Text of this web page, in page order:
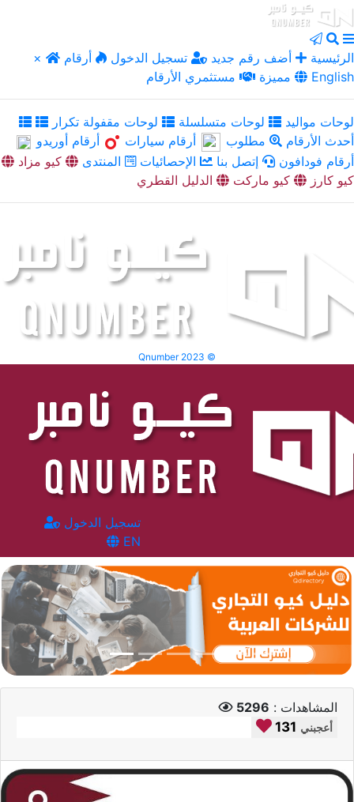
× الرئيسية أضف رقم جديد تسجيل الدخول
أرقام
مميزة
مستثمري الأرقام English
لوحات مواليد لوحات متسلسلة
لوحات مقفولة تكرار
أحدث الأرقام
مطلوب أرقام سيارات
أرقام أوريدو
أرقام فودافون
إتصل بنا الإحصائيات المنتدى
كيو مزاد
كيو كارز
كيو ماركت الدليل القطري
Qnumber 2023 ©
تسجيل الدخول
EN